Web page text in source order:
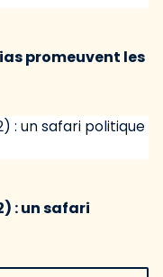
promeuvent les
: un safari